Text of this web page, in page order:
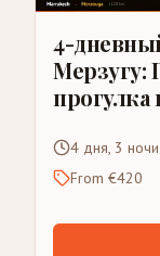
4-
Мерзугу:
прогулка
4 дня, 3 ночи
From €420